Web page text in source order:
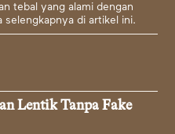
tebal yang alami dengan
selengkapnya di artikel ini.
Lentik Tanpa Fake